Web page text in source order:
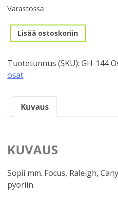
Varastossa
Takavaihtajan
korvake,
144
määrä
Lisää ostoskoriin
Tuotetunnus (SKU): GH-144
osat
Kuvaus
KUVAUS
Sopii mm. Focus, Raleigh,
pyöriin.